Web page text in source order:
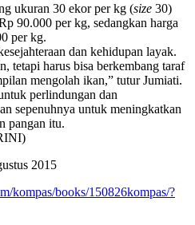
ukuran 30 ekor per kg (size 30)
90.000 per kg, sedangkan harga
per kg.
dan kehidupan layak.
tetapi harus bisa berkembang taraf
mengolah ikan,” tutur Jumiati.
perlindungan dan
sepenuhnya untuk meningkatkan
pangan itu.
2015
kompas/books/150826kompas/?